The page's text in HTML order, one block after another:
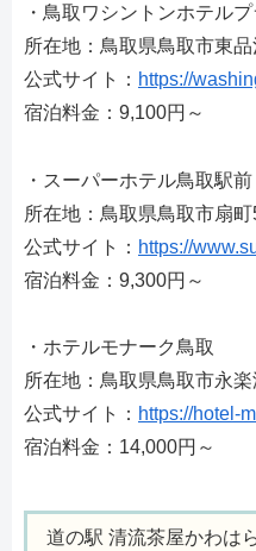
・鳥取ワシントンホテル
所在地：鳥取県鳥取市東
公式サイト： https://
宿泊料金：9,100円～
・スーパーホテル鳥取駅前
所在地：鳥取県鳥取市扇町
公式サイト： https://
宿泊料金：9,300円～
・ホテルモナーク鳥取
所在地：鳥取県鳥取市永
公式サイト： https://hotel-
宿泊料金：14,000円～
道の駅 清流茶屋かわは